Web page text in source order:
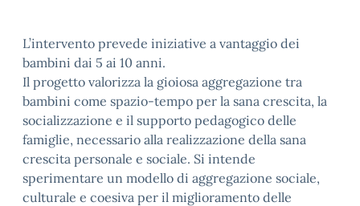
L’intervento prevede iniziative a vantaggio dei
bambini dai 5 ai 10 anni.
Il progetto valorizza la gioiosa aggregazione tra
bambini come spazio-tempo per la sana crescita, la
socializzazione e il supporto pedagogico delle
famiglie, necessario alla realizzazione della sana
crescita personale e sociale. Si intende
sperimentare un modello di aggregazione sociale,
culturale e coesiva per il miglioramento delle